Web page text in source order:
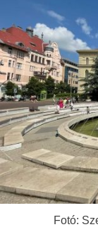
Fotó: